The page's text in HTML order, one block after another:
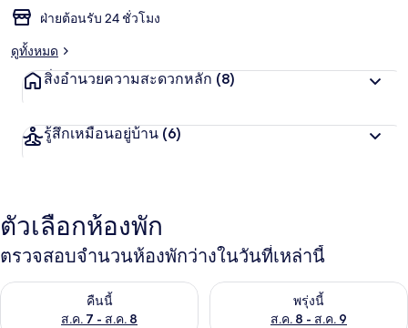
ฝ่ายต้อนรับ 24 ชั่วโมง
ดูทั้งหมด
สิ่งอำนวยความสะดวกหลัก (8)
รู้สึกเหมือนอยู่บ้าน (6)
ตัวเลือกห้องพัก
ตรวจสอบจำนวนห้องพักว่างในวันที่เหล่านี้
คืนนี้
ส.ค. 7 - ส.ค. 8
ตรวจสอบจำนวนห้องพักว่างในคืนนี้ ส.ค. 7 - ส.ค. 8พรุ่งนี้
ส.ค. 8 - ส.ค. 9
ตรวจสอบจำนวนห้องพักว่างใน